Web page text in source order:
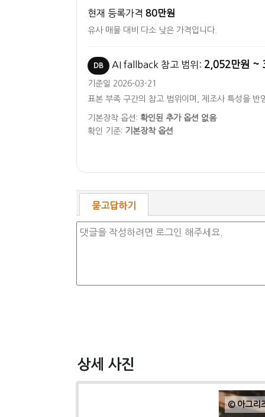
현재 등록가격 80만원
유사 매물 대비 다소 낮은 가격입니다.
DB AI fallback 참고 범위: 2,052만원 ~
기준일 2026-03-21
표본 부족 구간의 참고 범위이며, 제조사 특성을 반
기본장착 옵션: 확인된 추가 옵션 없음
확인 기준: 기본장착 옵션
묻고답하기
상세 사진
© 아그리